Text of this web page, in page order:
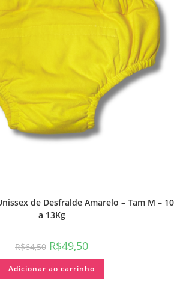
de Desfralde Amarelo – Tam M – 10
a 13Kg
R$64,50 R$49,50
Adicionar ao carrinho